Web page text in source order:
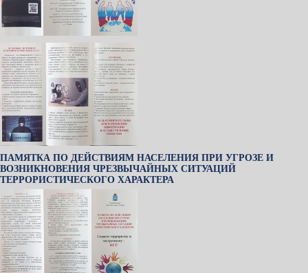
ПАМЯТКА ПО ДЕЙСТВИЯМ НАСЕЛЕНИЯ ПРИ УГРОЗЕ И
ВОЗНИКНОВЕНИЯ ЧРЕЗВЫЧАЙНЫХ СИТУАЦИЙ
ТЕРРОРИСТИЧЕСКОГО ХАРАКТЕРА